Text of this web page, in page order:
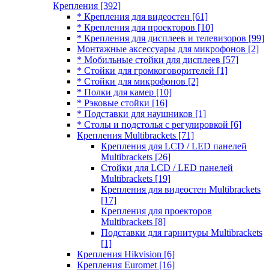
Крепления [392]
* Крепления для видеостен [61]
* Крепления для проекторов [10]
* Крепления для дисплеев и телевизоров [99]
Монтажные аксессуары для микрофонов [2]
* Мобильные стойки для дисплеев [57]
* Стойки для громкоговорителей [1]
* Стойки для микрофонов [2]
* Полки для камер [10]
* Рэковые стойки [16]
* Подставки для наушников [1]
* Столы и подстолья с регулировкой [6]
Крепления Multibrackets [71]
Крепления для LCD / LED панелей
Multibrackets [26]
Стойки для LCD / LED панелей
Multibrackets [19]
Крепления для видеостен Multibrackets
[17]
Крепления для проекторов
Multibrackets [8]
Подставки для гарнитуры Multibrackets
[1]
Крепления Hikvision [6]
Крепления Euromet [16]